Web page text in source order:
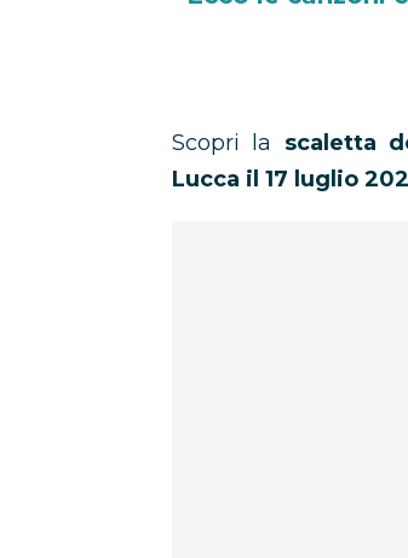
Scopri la
scaletta
Lucca il 17 luglio